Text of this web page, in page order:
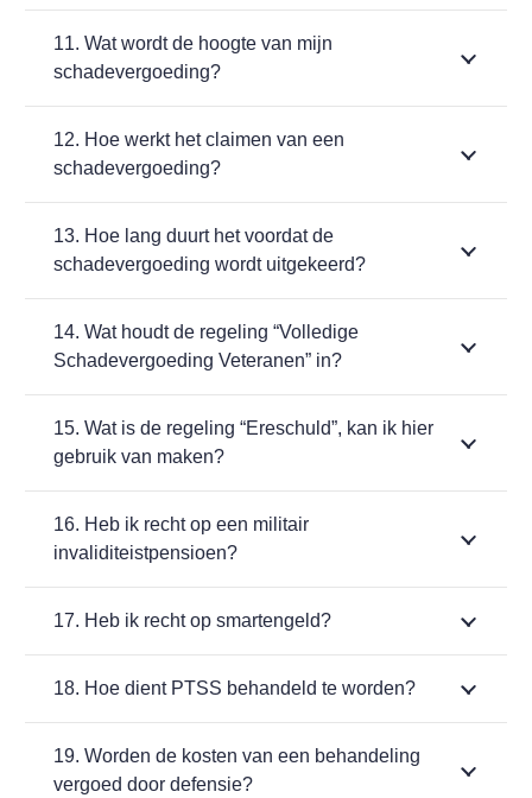
11. Wat wordt de hoogte van mijn
schadevergoeding?
12. Hoe werkt het claimen van een
schadevergoeding?
13. Hoe lang duurt het voordat de
schadevergoeding wordt uitgekeerd?
14. Wat houdt de regeling “Volledige
Schadevergoeding Veteranen” in?
15. Wat is de regeling “Ereschuld”, kan ik hier
gebruik van maken?
16. Heb ik recht op een militair
invaliditeistpensioen?
17. Heb ik recht op smartengeld?
18. Hoe dient PTSS behandeld te worden?
19. Worden de kosten van een behandeling
vergoed door defensie?